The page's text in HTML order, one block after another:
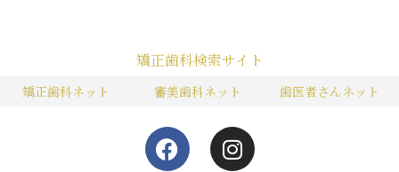
矯正歯科検索サイト
矯正歯科ネット 審美歯科ネット 歯医者さんネット
F
a
I
n